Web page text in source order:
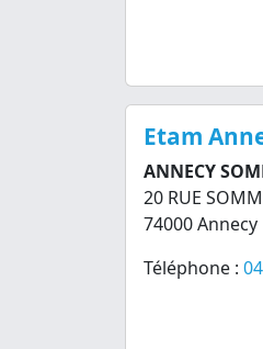
Etam
ANNECY
20 RUE
74000 Annecy
Téléphone :